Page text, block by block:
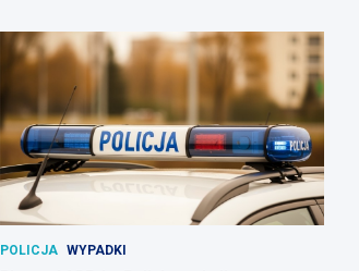
POLICJA WYPADKI